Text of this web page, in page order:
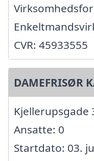
CVR: 45933555
DAMEFRISØR
Kjellerupsgade
Ansatte: 0
Startdato: 03.